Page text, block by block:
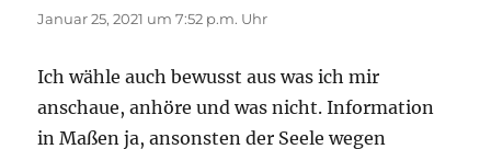
Januar 25, 2021 um 7:52 p.m. Uhr
Ich wähle auch bewusst aus was ich mir
anschaue, anhöre und was nicht. Information
in Maßen ja, ansonsten der Seele wegen